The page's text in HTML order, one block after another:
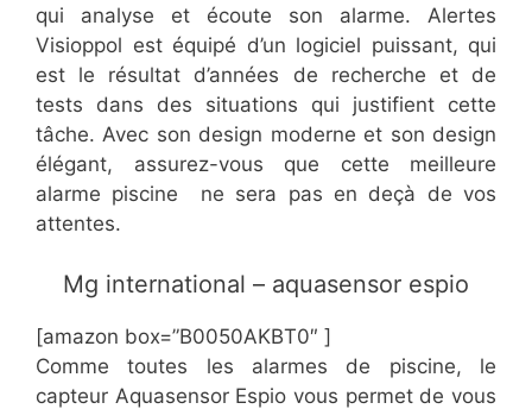
qui analyse et écoute son alarme. Alertes
Visioppol est équipé d’un logiciel puissant, qui
est le résultat d’années de recherche et de
tests dans des situations qui justifient cette
tâche. Avec son design moderne et son design
élégant, assurez-vous que cette meilleure
alarme piscine ne sera pas en deçà de vos
attentes.
​​Mg international – aquasensor espio
[amazon box=”​​B0050AKBT0″ ]
Comme toutes les alarmes de piscine, le
capteur Aquasensor Espio vous permet de vous